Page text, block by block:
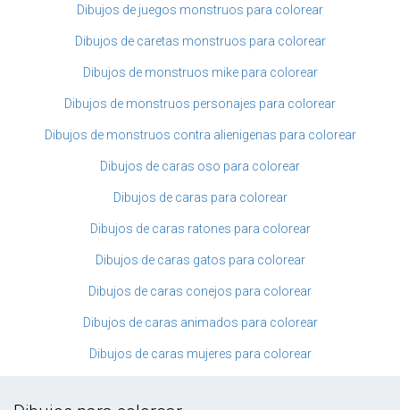
Dibujos de juegos monstruos para colorear
Dibujos de caretas monstruos para colorear
Dibujos de monstruos mike para colorear
Dibujos de monstruos personajes para colorear
Dibujos de monstruos contra alienigenas para colorear
Dibujos de caras oso para colorear
Dibujos de caras para colorear
Dibujos de caras ratones para colorear
Dibujos de caras gatos para colorear
Dibujos de caras conejos para colorear
Dibujos de caras animados para colorear
Dibujos de caras mujeres para colorear